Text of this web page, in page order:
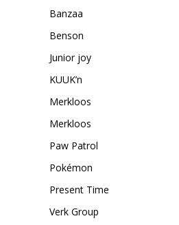
Banzaa
Benson
Junior joy
KUUK’n
Merkloos
Merkloos
Paw Patrol
Pokémon
Present Time
Verk Group